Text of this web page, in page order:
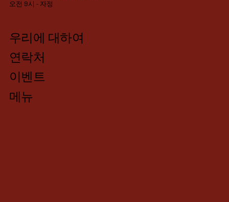
오전 9시 - 자정
우리에 대하여
연락처
이벤트
메뉴